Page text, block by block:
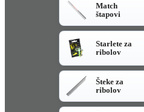
Match
štapovi
Starlete za
ribolov
Šteke za
ribolov